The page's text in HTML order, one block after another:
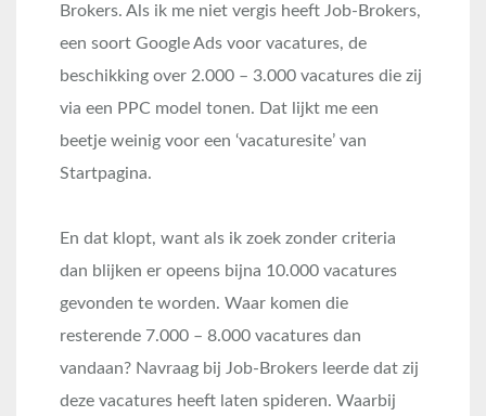
Brokers. Als ik me niet vergis heeft Job-Brokers,
een soort Google Ads voor vacatures, de
beschikking over 2.000 – 3.000 vacatures die zij
via een PPC model tonen. Dat lijkt me een
beetje weinig voor een ‘vacaturesite’ van
Startpagina.
En dat klopt, want als ik zoek zonder criteria
dan blijken er opeens bijna 10.000 vacatures
gevonden te worden. Waar komen die
resterende 7.000 – 8.000 vacatures dan
vandaan? Navraag bij Job-Brokers leerde dat zij
deze vacatures heeft laten spideren. Waarbij